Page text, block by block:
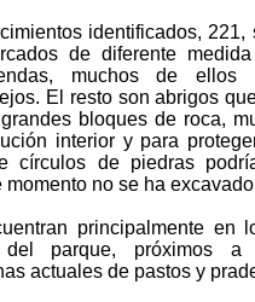
identificados, 221,
de diferente
muchos de ellos
El resto son abrigos
bloques de roca,
interior y para
círculos de piedras
no se ha
principalmente en
del parque, próximos
actuales de pastos y